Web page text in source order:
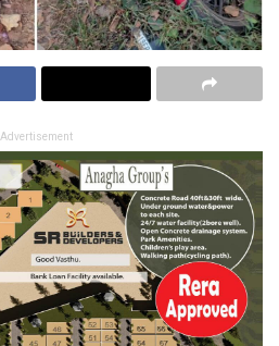
Advertisement